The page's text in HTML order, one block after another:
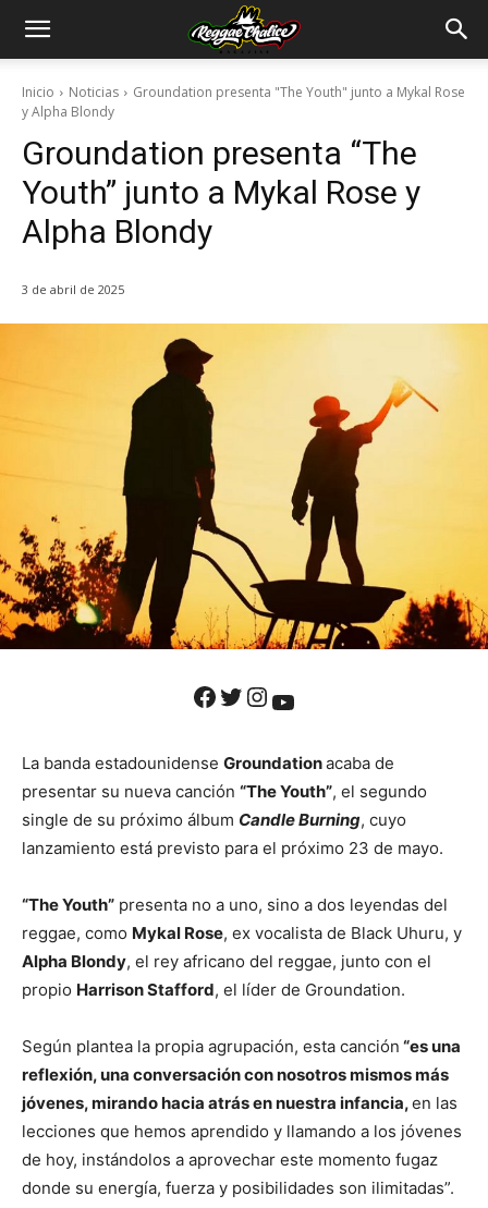
Inicio Noticias
Groundation presenta "The Youth" junto a Mykal Rose
y Alpha Blondy
Groundation presenta “The
Youth” junto a Mykal Rose y
Alpha Blondy
3 de abril de 2025
Facebook Twitter Instagram YouTube
La banda estadounidense Groundationacaba de
presentar su nueva canción “The Youth”, el segundo
single de su próximo álbum Candle Burning, cuyo
lanzamiento está previsto para el próximo 23 de mayo.
“The Youth” presenta no a uno, sino a dos leyendas del
reggae, como Mykal Rose, ex vocalista de Black Uhuru, y
Alpha Blondy, el rey africano del reggae, junto con el
propio Harrison Stafford, el líder de Groundation.
Según plantea la propia agrupación, esta canción “es una
reflexión, una conversación con nosotros mismos más
jóvenes, mirando hacia atrás en nuestra infancia,en las
lecciones que hemos aprendido y llamando a los jóvenes
de hoy, instándolos a aprovechar este momento fugaz
donde su energía, fuerza y ​​posibilidades son ilimitadas”.